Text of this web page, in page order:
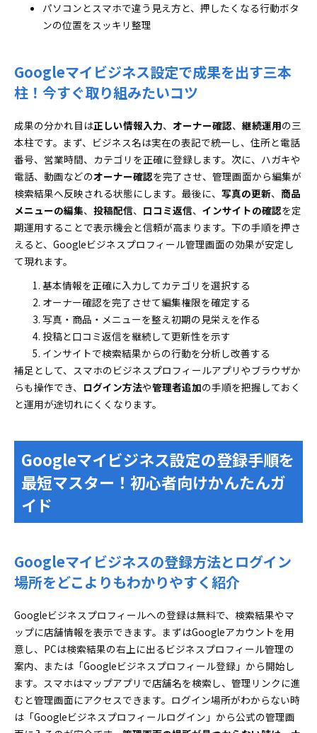
パソコンとスマホで違う見え方と、押したくなる行動ボタ
ンの位置をスッキリ整理
Googleマイビジネス設定で成果を出す三本
柱！今すぐ取り組みたいコツ
成果の分かれ目は正しい情報入力、 オーナー確認、 継続運用の三
本柱です。まず、ビジネス名は実在の表記で統一し、住所と電話
番号、営業時間、カテゴリを正確に登録します。次に、ハガキや
電話、動画などのオーナー確認を完了させ、管理画面から編集が
検索結果へ反映される状態にします。最後に、 写真の更新、 商品
メニューの編集、 投稿配信、 口コミ返信、 インサイトの確認を定
期運用することで表示機会と信頼が高まります。下の手順を押さ
えると、Googleビジネスプロフィール管理画面の効果が安定し
て現れます。
基本情報を正確に入力してカテゴリを選択する
オーナー確認を完了させて編集権限を確定する
写真・商品・メニューを整え初期の見栄えを作る
投稿と口コミ返信を継続して更新性を示す
インサイトで検索結果からの行動を分析し改善する
補足として、スマホのビジネスプロフィールアプリやブラウザか
らも操作でき、 ログイン方法や管理者追加の手順を把握しておく
と運用が途切れにくくなります。
Googleマイビジネス設定の登録手順を
最短マスター！初心者向けかんたんガ
イド
Googleマイビジネスの登録方法とログイン
場所をどこよりもわかりやすく紹介
Googleビジネスプロフィールへの登録は無料で、検索結果やマ
ップに店舗情報を表示できます。まずはGoogleアカウントを用
意し、PCは検索結果の右上に出るビジネスプロフィール管理の
案内、または「Googleビジネスプロフィール登録」から開始し
ます。スマホはマップアプリで店舗名を検索し、管理リンクに進
むと管理画面にアクセスできます。ログイン場所がわからない時
は「Googleビジネスプロフィールログイン」から公式の管理画